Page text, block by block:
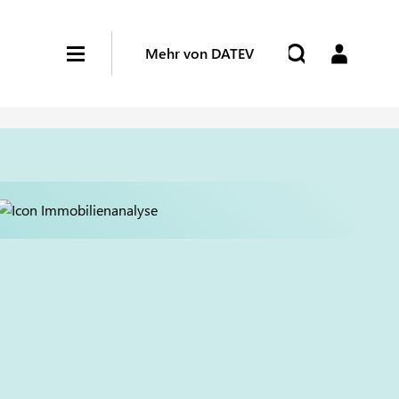
Mehr von DATEV